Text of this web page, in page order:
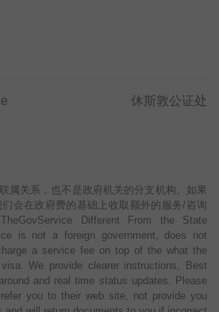
休斯敦公证处
属关系，也不是政府机关的分支机构。如果
会在政府费的基础上收取额外的服务/咨询
Different From the State
is not a foreign government, does not
a service fee on top of the what the
We provide clearer instructions, Best
and real time status updates. Please
you to their web site, not provide you